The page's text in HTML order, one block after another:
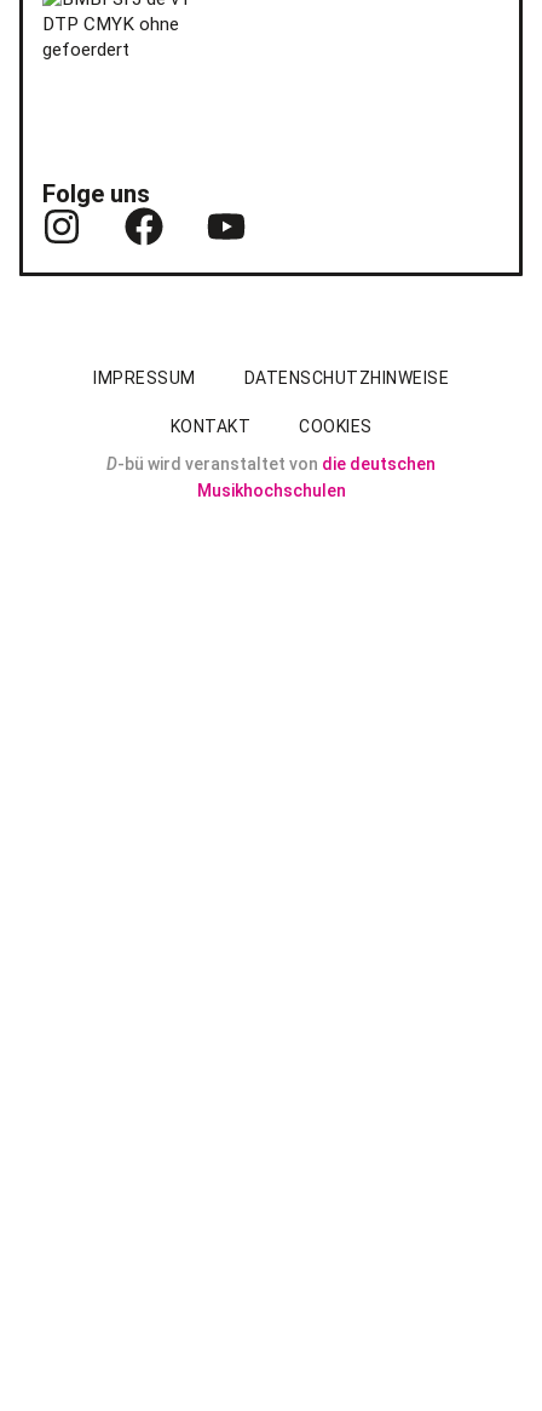
Folge uns
IMPRESSUM DATENSCHUTZHINWEISE
KONTAKT
COOKIES
D-bü wird veranstaltet von die deutschen
Musikhochschulen